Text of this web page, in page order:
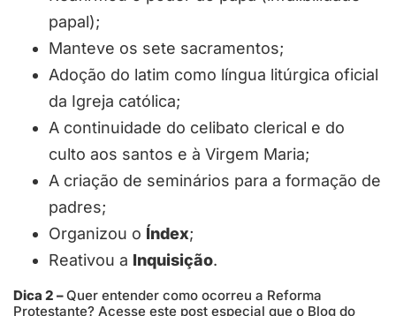
papal);
Manteve os sete sacramentos;
Adoção do latim como língua litúrgica oficial
da Igreja católica;
A continuidade do celibato clerical e do
culto aos santos e à Virgem Maria;
A criação de seminários para a formação de
padres;
Organizou o Índex;
Reativou a Inquisição.
Dica 2 –Quer entender como ocorreu a Reforma
Protestante? Acesse este post especial que o Blog do